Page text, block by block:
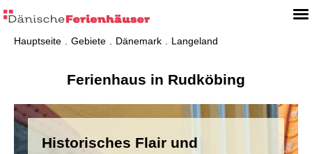
Hauptseite Gebiete Dänemark Langeland
Ferienhaus in Rudköbing
Historisches Flair und